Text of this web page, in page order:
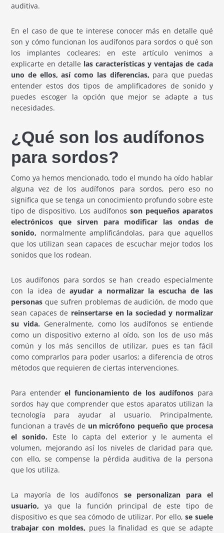
auditiva.
En el caso de que te interese conocer más en detalle qué
son y cómo funcionan los audífonos para sordos o qué son
los implantes cocleares; en este artículo venimos a
explicarte en detalle las características y ventajas de cada
uno de ellos, así como las diferencias, para que puedas
entender estos dos tipos de amplificadores de sonido y
puedes escoger la opción que mejor se adapte a tus
necesidades.
¿Qué son los audífonos
para sordos?
Como ya hemos mencionado, todo el mundo ha oído hablar
alguna vez de los audífonos para sordos, pero eso no
significa que se tenga un conocimiento profundo sobre este
tipo de dispositivo. Los audífonos son pequeños aparatos
electrónicos que sirven para modificar las ondas de
sonido, normalmente amplificándolas, para que aquellos
que los utilizan sean capaces de escuchar mejor todos los
sonidos que los rodean.
Los audífonos para sordos se han creado especialmente
con la idea de ayudar a normalizar la escucha de las
personasque sufren problemas de audición, de modo que
sean capaces de reinsertarse en la sociedad y normalizar
su vida. Generalmente, como los audífonos se entiende
como un dispositivo externo al oído, son los de uso más
común y los más sencillos de utilizar, pues es tan fácil
como comprarlos para poder usarlos; a diferencia de otros
métodos que requieren de ciertas intervenciones.
Para entenderel funcionamiento de los audífonos para
sordos hay que comprender que estos aparatos utilizan la
tecnología para ayudar al usuario. Principalmente,
funcionan a través de un micrófono pequeño que procesa
el sonido. Este lo capta del exterior y le aumenta el
volumen, mejorando así los niveles de claridad para que,
con ello, se compense la pérdida auditiva de la persona
que los utiliza.
La mayoría de los audífonos se personalizan para el
usuario, ya que la función principal de este tipo de
dispositivo es que sea cómodo de utilizar. Por ello,se suele
trabajar con moldes, pues la finalidad es que se adapte